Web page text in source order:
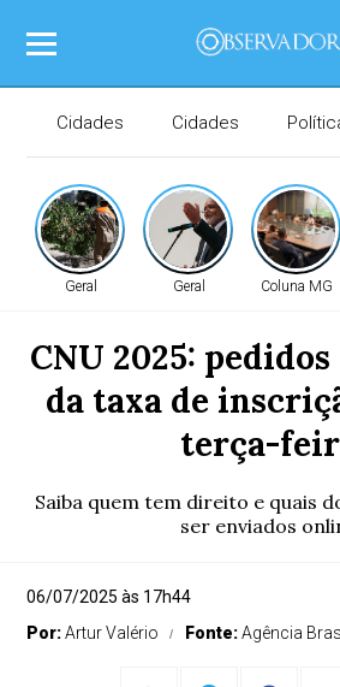
Cidades Cidades
Geral Geral Coluna MG
CNU 2025:
da taxa de
terça-
Saiba quem tem direito e quais
ser enviados
06/07/2025 às 17h44
Por:Artur Valério Fonte:Agência